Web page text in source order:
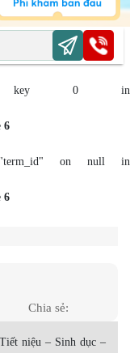
key 0 in
6
on null in
6
Chia sẻ:
niệu – Sinh dục –